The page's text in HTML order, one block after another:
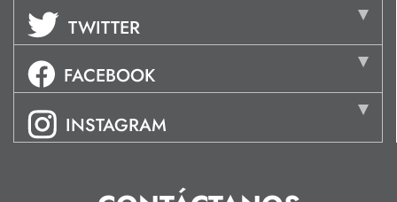
TWITTER
FACEBOOK
INSTAGRAM